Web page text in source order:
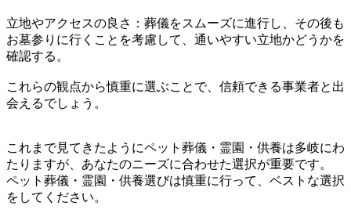
立地やアクセスの良さ：葬儀をスムーズに進行し、その後も
お墓参りに行くことを考慮して、通いやすい立地かどうかを
確認する。
これらの観点から慎重に選ぶことで、信頼できる事業者と出
会えるでしょう。
これまで見てきたようにペット葬儀・霊園・供養は多岐にわ
たりますが、あなたのニーズに合わせた選択が重要です。
ペット葬儀・霊園・供養選びは慎重に行って、ベストな選択
をしてください。